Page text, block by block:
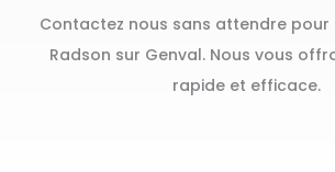
Contactez nous sans attendre
Radson sur Genval. Nous vous
rapide et efficace.